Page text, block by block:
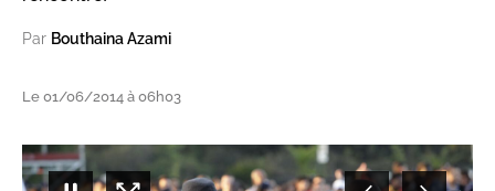
Par Bouthaina Azami
Le 01/06/2014 à 06h03